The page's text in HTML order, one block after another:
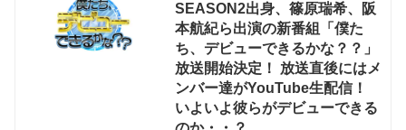
SEASON2出身、篠原瑞希、阪
本航紀ら出演の新番組「僕た
ち、デビューできるかな？？」
放送開始決定！ 放送直後にはメ
ンバー達がYouTube生配信！
いよいよ彼らがデビューできる